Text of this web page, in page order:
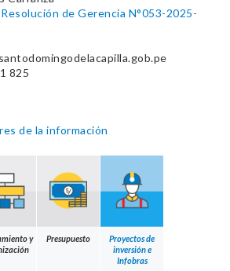
Resolución de Gerencia N°053-2025-
825
de la información
y
Presupuesto
Proyectos de
inversión e
Infobras